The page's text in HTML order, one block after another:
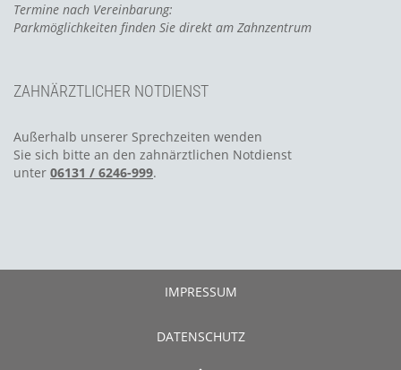
Termine nach Vereinbarung:
Parkmöglichkeiten finden Sie direkt am Zahnzentrum
ZAHNÄRZTLICHER NOTDIENST
Außerhalb unserer Sprechzeiten wenden
Sie sich bitte an den zahnärztlichen Notdienst
unter 06131 / 6246-999.
IMPRESSUM
DATENSCHUTZ